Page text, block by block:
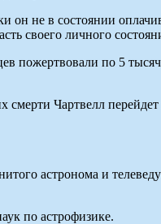
не в состоянии
своего личного
пожертвовали по 5
Чартвелл
астронома и
по астрофизике.